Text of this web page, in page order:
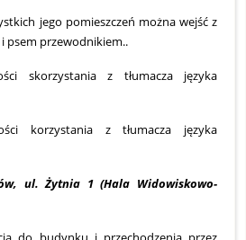
jego pomieszczeń można wejść z
psem przewodnikiem..
skorzystania z tłumacza języka
korzystania z tłumacza języka
ul. Żytnia 1 (Hala Widowiskowo-